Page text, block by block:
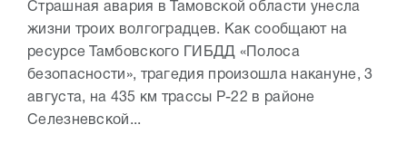
Страшная авария в Тамовской области унесла
жизни троих волгоградцев. Как сообщают на
ресурсе Тамбовского ГИБДД «Полоса
безопасности», трагедия произошла накануне, 3
августа, на 435 км трассы Р-22 в районе
Селезневской...